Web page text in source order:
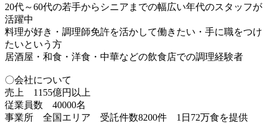
20代～60代の若手からシニアまでの幅広い年代のスタッフが
活躍中
料理が好き・調理師免許を活かして働きたい・手に職をつけ
たいという方
居酒屋・和食・洋食・中華などの飲食店での調理経験者
〇会社について
売上 1155億円以上
従業員数 40000名
事業所 全国エリア 受託件数8200件 1日72万食を提供